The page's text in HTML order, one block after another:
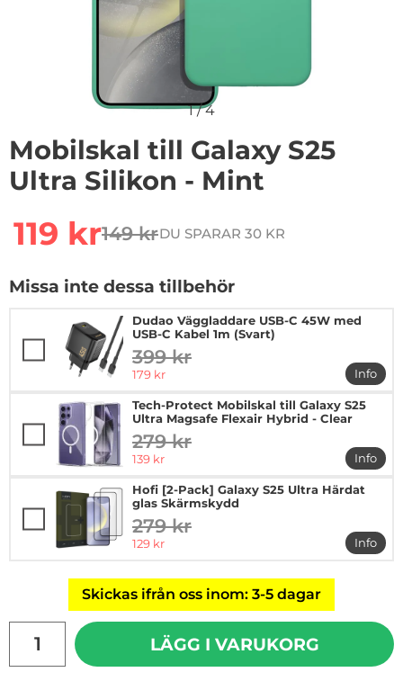
1/4
Mobilskal till Galaxy S25
Ultra Silikon - Mint
rea pris
119 krtidigare pris
149 krDU SPARAR 30 KR
Missa inte dessa tillbehör
Dudao Väggladdare USB-C 45W med
USB-C Kabel 1m (Svart)
tidigare pris
399 kr
rea pris
179 kr
Info
mer
Tech-Protect Mobilskal till Galaxy S25
Ultra Magsafe Flexair Hybrid - Clear
tidigare pris
279 kr
rea pris
139 kr
Info
mer
Hofi [2-Pack] Galaxy S25 Ultra Härdat
glas Skärmskydd
tidigare pris
279 kr
rea pris
129 kr
Info
mer
Skickas ifrån oss inom: 3-5 dagar
LÄGG I VARUKORG